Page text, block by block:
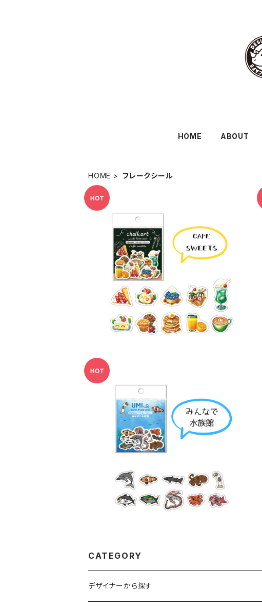
HOME ABOUT
HOME フレークシール
アトリエリモンチェッロ フレークシール
¥550
お魚イラストレーターUMI フレークシール
¥550
CATEGORY
デザイナーから探す